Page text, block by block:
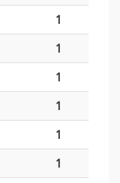
1
1
1
1
1
1